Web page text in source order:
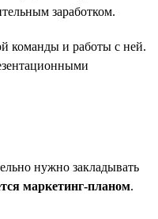
заработком.
команды и работы с ней.
нужно закладывать
маркетинг-планом.